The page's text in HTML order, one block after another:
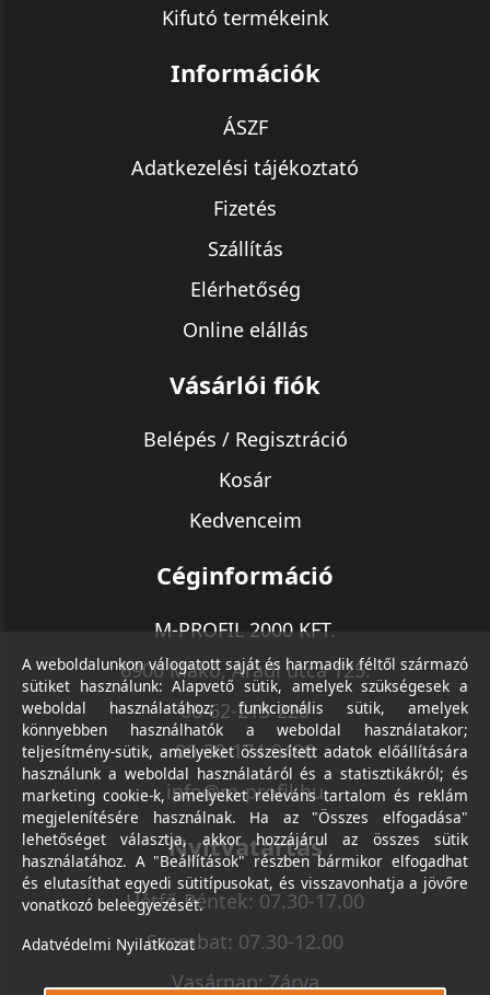
Kifutó termékeink
Információk
ÁSZF
Adatkezelési tájékoztató
Fizetés
Szállítás
Elérhetőség
Online elállás
Vásárlói fiók
Belépés / Regisztráció
Kosár
Kedvenceim
Céginformáció
M-PROFIL 2000 KFT.
6900 Makó, Aradi utca 125.
06-62-213-220
06-30-174-9490
info@m-profil.hu
Nyitvatartás
Hétfő-Péntek: 07.30-17.00
Szombat: 07.30-12.00
Vasárnap: Zárva
A weboldalunkon válogatott saját és harmadik féltől származó
sütiket használunk: Alapvető sütik, amelyek szükségesek a
weboldal használatához; funkcionális sütik, amelyek
könnyebben használhatók a weboldal használatakor;
teljesítmény-sütik, amelyeket összesített adatok előállítására
használunk a weboldal használatáról és a statisztikákról; és
marketing cookie-k, amelyeket releváns tartalom és reklám
megjelenítésére használnak. Ha az "Összes elfogadása"
lehetőséget választja, akkor hozzájárul az összes sütik
használatához. A "Beállítások" részben bármikor elfogadhat
és elutasíthat egyedi sütitípusokat, és visszavonhatja a jövőre
vonatkozó beleegyezését.
Adatvédelmi Nyilatkozat